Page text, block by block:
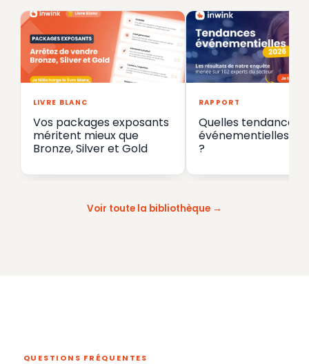
LIVRE BLANC
Vos packages exposants
méritent mieux que
Bronze, Silver et Gold
RAPPORT
Quelles tendances
événementielles en
?
Voir toute la bibliothèque
QUESTIONS FRÉQUENTES